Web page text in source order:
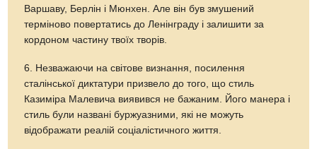
Варшаву, Берлін і Мюнхен. Але він був змушений
терміново повертатись до Ленінграду і залишити за
кордоном частину твоїх творів.
6. Незважаючи на світове визнання, посилення
сталінської диктатури призвело до того, що стиль
Казиміра Малевича виявився не бажаним. Його манера і
стиль були названі буржуазними, які не можуть
відображати реалій соціалістичного життя.